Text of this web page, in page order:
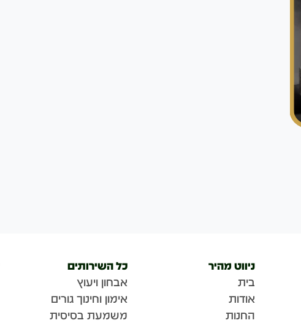
ניווט מהיר
בית
אודות
החנות
כל השירותים
אבחון ויעוץ
אימון וחינוך גורים
משמעת בסיסית